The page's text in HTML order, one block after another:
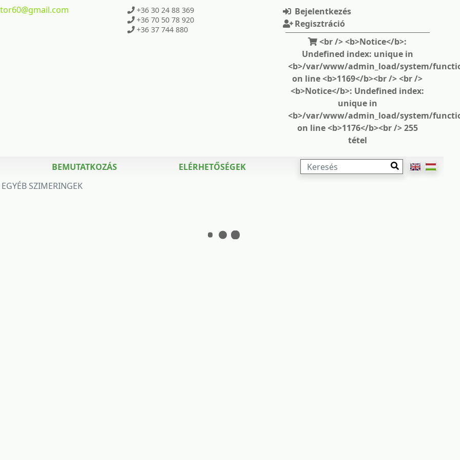
@gmail.com
+36 30 24 88 369
+36 70 50 78 920
+36 37 744 880
Bejelentkezés
Regisztráció
<br /> <b>Notice</b>:
Undefined index: unique in
<b>/var/www/admin_load/system/
on line <b>1169</b><br /> <br />
<b>Notice</b>: Undefined index:
unique in
<b>/var/www/admin_load/system/
on line <b>1176</b><br /> 255
tétel
BEMUTATKOZÁS ELÉRHETŐSÉGEK
KERESÉS
EGYÉB SZIMERINGEK